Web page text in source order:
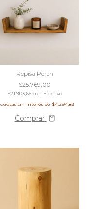
Repisa Perch
$25.769,00
$21.903,65 con Efectivo
cuotas sin interés de $4.294,83
Comprar